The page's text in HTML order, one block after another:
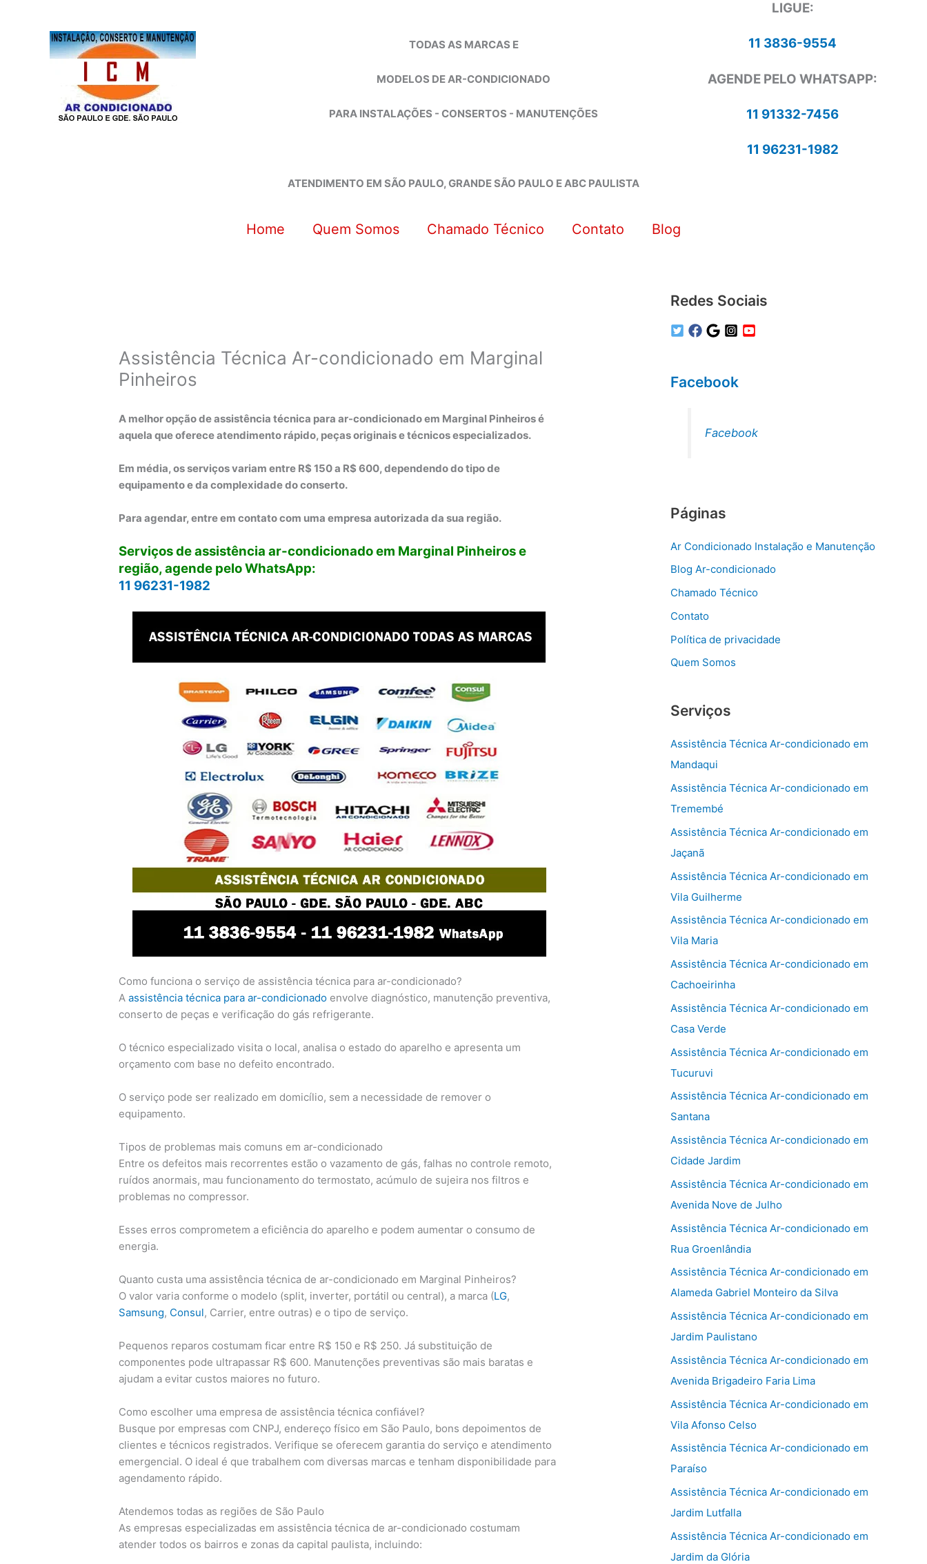
TODAS AS MARCAS E
MODELOS DE AR-CONDICIONADO
PARA INSTALAÇÕES - CONSERTOS - MANUTENÇÕES
LIGUE:
11 3836-9554
AGENDE PELO WHATSAPP:
11 91332-7456
11 96231-1982
ATENDIMENTO EM SÃO PAULO, GRANDE SÃO PAULO E ABC PAULISTA
Home Quem Somos Chamado Técnico Contato Blog
Assistência Técnica Ar-condicionado em Marginal
Pinheiros
A melhor opção de assistência técnica para ar-condicionado em Marginal Pinheiros é
aquela que oferece atendimento rápido, peças originais e técnicos especializados.
Em média, os serviços variam entre R$ 150 a R$ 600, dependendo do tipo de
equipamento e da complexidade do conserto.
Para agendar, entre em contato com uma empresa autorizada da sua região.
Serviços de assistência ar-condicionado em Marginal Pinheiros e
região, agende pelo WhatsApp:
11 96231-1982
Como funciona o serviço de assistência técnica para ar-condicionado?
Aassistência técnica para ar-condicionado envolve diagnóstico, manutenção preventiva,
conserto de peças e verificação do gás refrigerante.
O técnico especializado visita o local, analisa o estado do aparelho e apresenta um
orçamento com base no defeito encontrado.
O serviço pode ser realizado em domicílio, sem a necessidade de remover o
equipamento.
Tipos de problemas mais comuns em ar-condicionado
Entre os defeitos mais recorrentes estão o vazamento de gás, falhas no controle remoto,
ruídos anormais, mau funcionamento do termostato, acúmulo de sujeira nos filtros e
problemas no compressor.
Esses erros comprometem a eficiência do aparelho e podem aumentar o consumo de
energia.
Quanto custa uma assistência técnica de ar-condicionado em Marginal Pinheiros?
O valor varia conforme o modelo (split, inverter, portátil ou central), a marca (LG,
Samsung, Consul, Carrier, entre outras) e o tipo de serviço.
Pequenos reparos costumam ficar entre R$ 150 e R$ 250. Já substituição de
componentes pode ultrapassar R$ 600. Manutenções preventivas são mais baratas e
ajudam a evitar custos maiores no futuro.
Como escolher uma empresa de assistência técnica confiável?
Busque por empresas com CNPJ, endereço físico em São Paulo, bons depoimentos de
clientes e técnicos registrados. Verifique se oferecem garantia do serviço e atendimento
emergencial. O ideal é que trabalhem com diversas marcas e tenham disponibilidade para
agendamento rápido.
Atendemos todas as regiões de São Paulo
As empresas especializadas em assistência técnica de ar-condicionado costumam
atender todos os bairros e zonas da capital paulista, incluindo:
Redes Sociais
Facebook
Facebook
Páginas
Ar Condicionado Instalação e Manutenção
Blog Ar-condicionado
Chamado Técnico
Contato
Política de privacidade
Quem Somos
Serviços
Assistência Técnica Ar-condicionado em
Mandaqui
Assistência Técnica Ar-condicionado em
Tremembé
Assistência Técnica Ar-condicionado em
Jaçanã
Assistência Técnica Ar-condicionado em
Vila Guilherme
Assistência Técnica Ar-condicionado em
Vila Maria
Assistência Técnica Ar-condicionado em
Cachoeirinha
Assistência Técnica Ar-condicionado em
Casa Verde
Assistência Técnica Ar-condicionado em
Tucuruvi
Assistência Técnica Ar-condicionado em
Santana
Assistência Técnica Ar-condicionado em
Cidade Jardim
Assistência Técnica Ar-condicionado em
Avenida Nove de Julho
Assistência Técnica Ar-condicionado em
Rua Groenlândia
Assistência Técnica Ar-condicionado em
Alameda Gabriel Monteiro da Silva
Assistência Técnica Ar-condicionado em
Jardim Paulistano
Assistência Técnica Ar-condicionado em
Avenida Brigadeiro Faria Lima
Assistência Técnica Ar-condicionado em
Vila Afonso Celso
Assistência Técnica Ar-condicionado em
Paraíso
Assistência Técnica Ar-condicionado em
Jardim Lutfalla
Assistência Técnica Ar-condicionado em
Jardim da Glória